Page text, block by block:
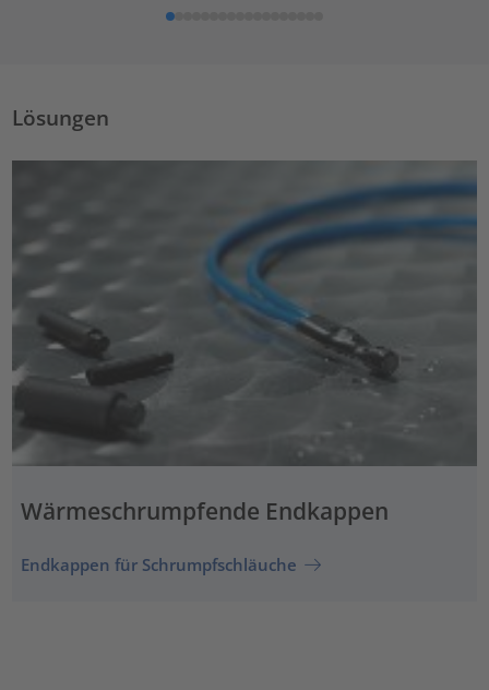
Lösungen
Wärmeschrumpfende Endkappen
Endkappen für Schrumpfschläuche